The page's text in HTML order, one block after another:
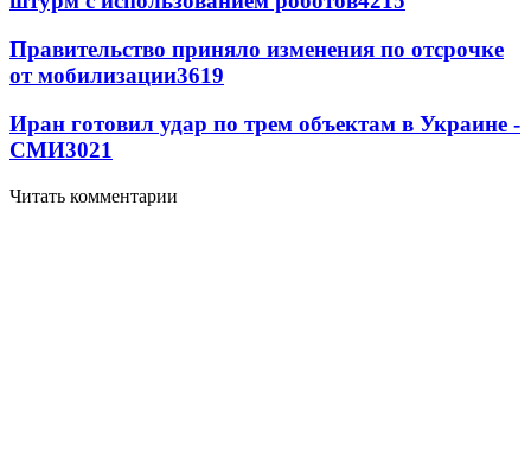
Правительство приняло изменения по отсрочке
от мобилизации3619
Иран готовил удар по трем объектам в Украине -
СМИ3021
Читать комментарии